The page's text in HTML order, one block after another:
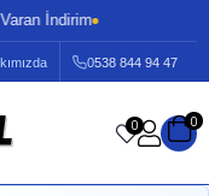
İndirim
0538 844 94 47
0 0